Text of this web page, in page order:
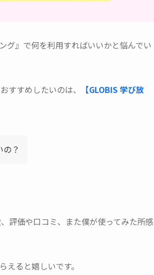
グ』で何を利用すればいいかと悩んでい
すすめしたいのは、
【GLOBIS 学び放
の？
評価や口コミ、また僕が使ってみた所感
ると嬉しいです。